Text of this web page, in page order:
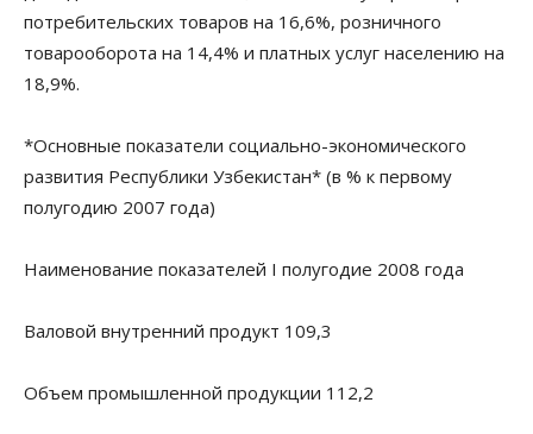
потребительских товаров на 16,6%, розничного
товарооборота на 14,4% и платных услуг населению на
18,9%.
*Основные показатели социально-экономического
развития Республики Узбекистан* (в % к первому
полугодию 2007 года)
Наименование показателей I полугодие 2008 года
Валовой внутренний продукт 109,3
Объем промышленной продукции 112,2